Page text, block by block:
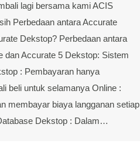
lagi bersama kami ACIS
Perbedaan antara Accurate
Dekstop? Perbedaan antara
dan Accurate 5 Dekstop: Sistem
: Pembayaran hanya
beli untuk selamanya Online :
membayar biaya langganan setiap
Dekstop : Dalam…